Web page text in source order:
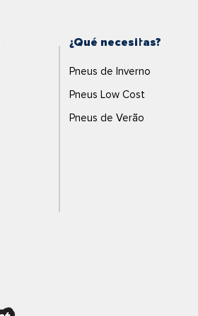
¿Qué necesitas?
Pneus de Inverno
Pneus Low Cost
Pneus de Verão